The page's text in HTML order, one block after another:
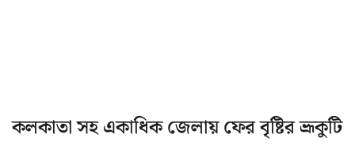
কলকাতা সহ একাধিক জেলায় ফের বৃষ্টির ভ্রূকুটি